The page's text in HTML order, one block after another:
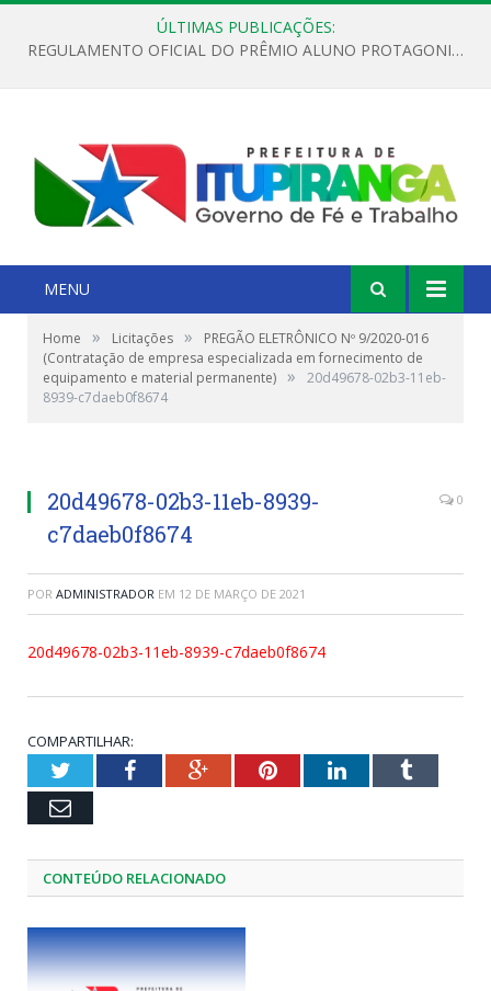
ÚLTIMAS PUBLICAÇÕES:
REGULAMENTO OFICIAL DO PRÊMIO ALUNO PROTAGONISTA – EDIÇÃO 2026
MENU
Home » Licitações »
PREGÃO ELETRÔNICO Nº 9/2020-016
(Contratação de empresa especializada em fornecimento de
equipamento e material permanente) »
20d49678-02b3-11eb-
8939-c7daeb0f8674
20d49678-02b3-11eb-8939-
c7daeb0f8674
0
POR ADMINISTRADOR EM 12 DE MARÇO DE 2021
20d49678-02b3-11eb-8939-c7daeb0f8674
COMPARTILHAR:
TwitterFacebookGoogle+PinterestLinkedInTumblr
Email
CONTEÚDO RELACIONADO